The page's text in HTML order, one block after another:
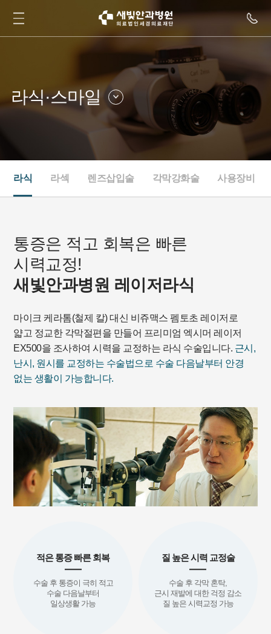
라식·스마일
망막
녹내장
성형안과
안질환클리닉
안구건조클리닉
내과
라식 라섹 렌즈삽입술 각막강화술 사용장비
통증은 적고 회복은 빠른
시력교정!
새빛안과병원 레이저라식
마이크 케라톰(철제 칼) 대신 비쥬맥스 펨토초 레이저로
얇고 정교한 각막절편을 만들어 프리미엄 엑시머 레이저
EX500을 조사하여 시력을 교정하는 라식 수술입니다. 근시,
난시, 원시를 교정하는 수술법으로 수술 다음날부터 안경
없는 생활이 가능합니다.
적은 통증 빠른 회복
수술 후 통증이 극히 적고
수술 다음날부터
일상생활 가능
질 높은 시력 교정술
수술 후 각막 혼탁,
근시 재발에 대한 걱정 감소
질 높은 시력교정 가능